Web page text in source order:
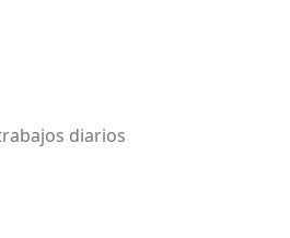
diarios